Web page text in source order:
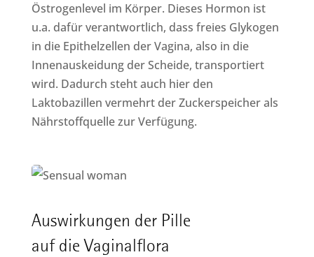
Östrogenlevel im Körper. Dieses Hormon ist
u.a. dafür verantwortlich, dass freies Glykogen
in die Epithelzellen der Vagina, also in die
Innenauskeidung der Scheide, transportiert
wird. Dadurch steht auch hier den
Laktobazillen vermehrt der Zuckerspeicher als
Nährstoffquelle zur Verfügung.
Auswirkungen der Pille
auf die Vaginalflora